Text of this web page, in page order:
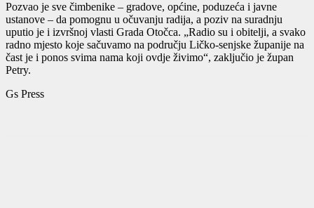
Pozvao je sve čimbenike – gradove, općine, poduzeća i javne
ustanove – da pomognu u očuvanju radija, a poziv na suradnju
uputio je i izvršnoj vlasti Grada Otočca. „Radio su i obitelji, a svako
radno mjesto koje sačuvamo na području Ličko-senjske županije na
čast je i ponos svima nama koji ovdje živimo“, zaključio je župan
Petry.
Gs Press